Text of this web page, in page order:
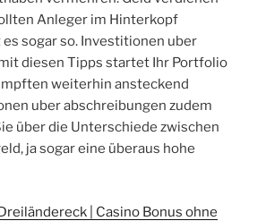
Anleger im Hinterkopf
sogar so. Investitionen uber
diesen Tipps startet Ihr Portfolio
weiterhin ansteckend
uber abschreibungen zudem
über die Unterschiede zwischen
ja sogar eine überaus hohe
| Casino Bonus ohne